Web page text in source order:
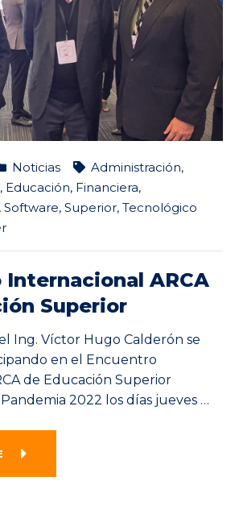
Noticias Administración,
, Educación, Financiera,
, Software, Superior, Tecnológico
Internacional ARCA
Superior
Ing. Víctor Hugo Calderón se
en el Encuentro
de Educación Superior
2022 los días jueves …